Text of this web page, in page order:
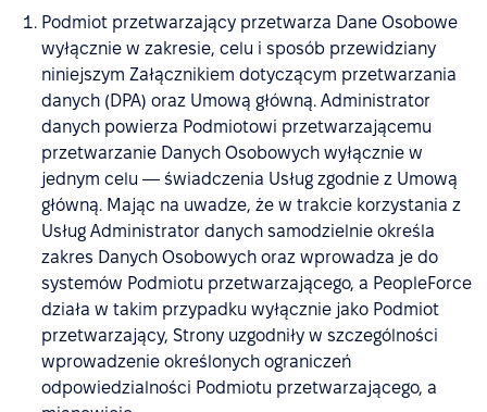
Podmiot przetwarzający przetwarza Dane Osobowe
wyłącznie w zakresie, celu i sposób przewidziany
niniejszym Załącznikiem dotyczącym przetwarzania
danych (DPA) oraz Umową główną. Administrator
danych powierza Podmiotowi przetwarzającemu
przetwarzanie Danych Osobowych wyłącznie w
jednym celu — świadczenia Usług zgodnie z Umową
główną. Mając na uwadze, że w trakcie korzystania z
Usług Administrator danych samodzielnie określa
zakres Danych Osobowych oraz wprowadza je do
systemów Podmiotu przetwarzającego, a PeopleForce
działa w takim przypadku wyłącznie jako Podmiot
przetwarzający, Strony uzgodniły w szczególności
wprowadzenie określonych ograniczeń
odpowiedzialności Podmiotu przetwarzającego, a